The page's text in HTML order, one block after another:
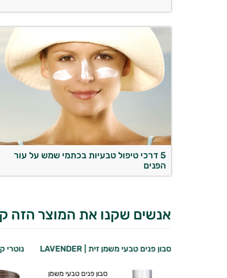
5 דרכי טיפול טבעיות בכתמי שמש על עור
הפנים
אנשים שקנו את המוצר הזה
סבון פנים טבעי משמן זית | LAVENDER
סבון פנים טבעי משמן
נוטרי